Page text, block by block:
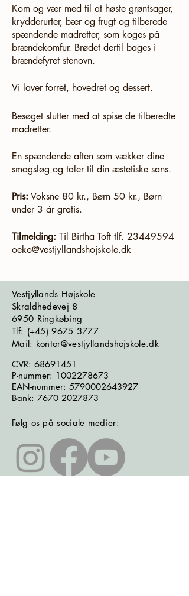
Kom og vær med til at høste grøntsager,
krydderurter, bær og frugt og tilberede
spændende madretter, som koges på
brændekomfur. Brødet dertil bages i
brændefyret stenovn.
Vi laver forret, hovedret og dessert.
Besøget slutter med at spise de tilberedte
madretter.
En spændende aften som vækker dine
smagsløg og taler til din æstetiske sans.
Pris: Voksne 80 kr., Børn 50 kr., Børn
under 3 år gratis.
Tilmelding: Til Birtha Toft tlf. 23449594
oeko@vestjyllandshojskole.dk
Vestjyllands Højskole
Skraldhedevej 8
6950 Ringkøbing
​​​Tlf: (+45)9675 3777
Mail: kontor@vestjyllandshojskole.dk
CVR: 68691451
P-nummer: 1002278673
EAN-nummer: 5790002643927
Bank: 7670 2027873
Følg os på sociale medier: